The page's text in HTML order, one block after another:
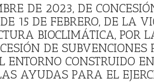
DE 2023, DE
15 DE FEBRERO, DE LA
BIOCLIMÁTICA, POR
DE SUBVENCIONES
CONSTRUIDO
AYUDAS PARA EL